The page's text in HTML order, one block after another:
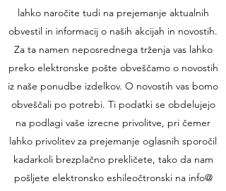
lahko naročite tudi na prejemanje aktualnih
obvestil in informacij o naših akcijah in novostih.
Za ta namen neposrednega trženja vas lahko
preko elektronske pošte obveščamo o novostih
iz naše ponudbe izdelkov. O novostih vas bomo
obveščali po potrebi. Ti podatki se obdelujejo
na podlagi vaše izrecne privolitve, pri čemer
lahko privolitev za prejemanje oglasnih sporočil
kadarkoli brezplačno prekličete, tako da nam
pošljete elektronsko eshileočtronski na info@